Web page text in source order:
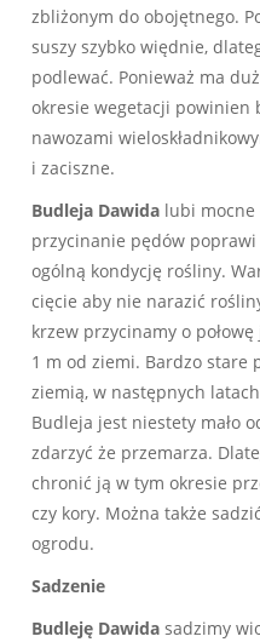
zbliżonym do obojętnego.
suszy szybko więdnie,
podlewać. Ponieważ ma
okresie wegetacji powinien
nawozami
i zaciszne.
Budleja Dawidalubi mocne
przycinanie pędów
ogólną kondycję rośliny.
cięcie aby nie narazić
krzew przycinamy o
1 m od ziemi. Bardzo stare
ziemią, w następnych
Budleja jest niestety mało
zdarzyć że przemarza.
chronić ją w tym okresie
czy kory. Można także
ogrodu.
Sadzenie
Budleję Dawidasadzimy